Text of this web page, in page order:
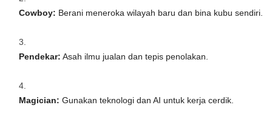
Cowboy: Berani meneroka wilayah baru dan bina kubu sendiri.
Pendekar: Asah ilmu jualan dan tepis penolakan.
Magician: Gunakan teknologi dan AI untuk kerja cerdik.